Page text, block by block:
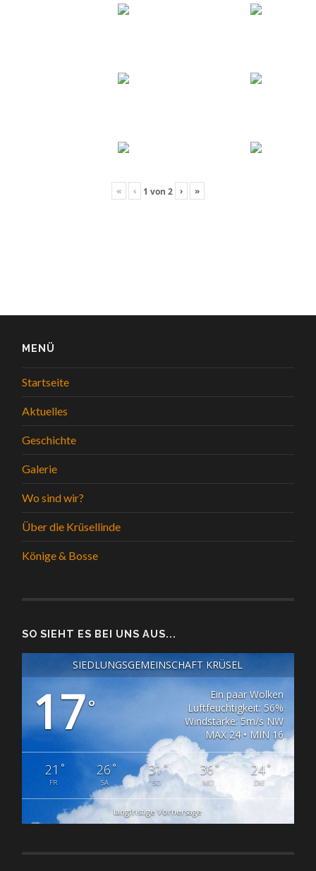
« ‹ 1 von 2 › »
MENÜ
Startseite
Aktuelles
Geschichte
Galerie
Wo sind wir?
Über die Krüsellinde
Könige & Bosse
SO SIEHT ES BEI UNS AUS...
SIEDLUNGSGEMEINSCHAFT KRÜSEL
17°
Ein paar Wolken
Luftfeuchtigkeit: 56%
Windstärke: 5m/s NW
MAX 24 • MIN 16
21 °
FR
26°
SA
31°
SO
36°
MO
24°
DIE
langfristige Vorhersage